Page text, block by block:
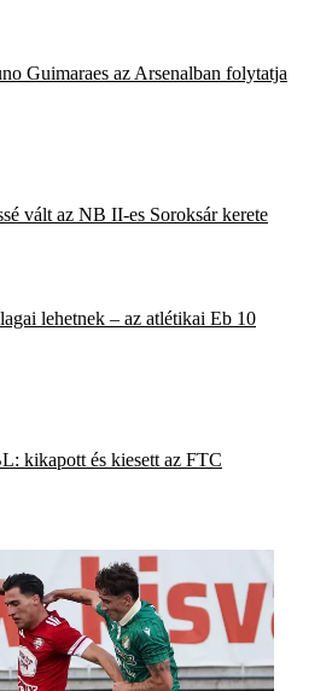
Guimaraes az Arsenalban folytatja
vált az NB II-es Soroksár kerete
lehetnek – az atlétikai Eb 10
kikapott és kiesett az FTC